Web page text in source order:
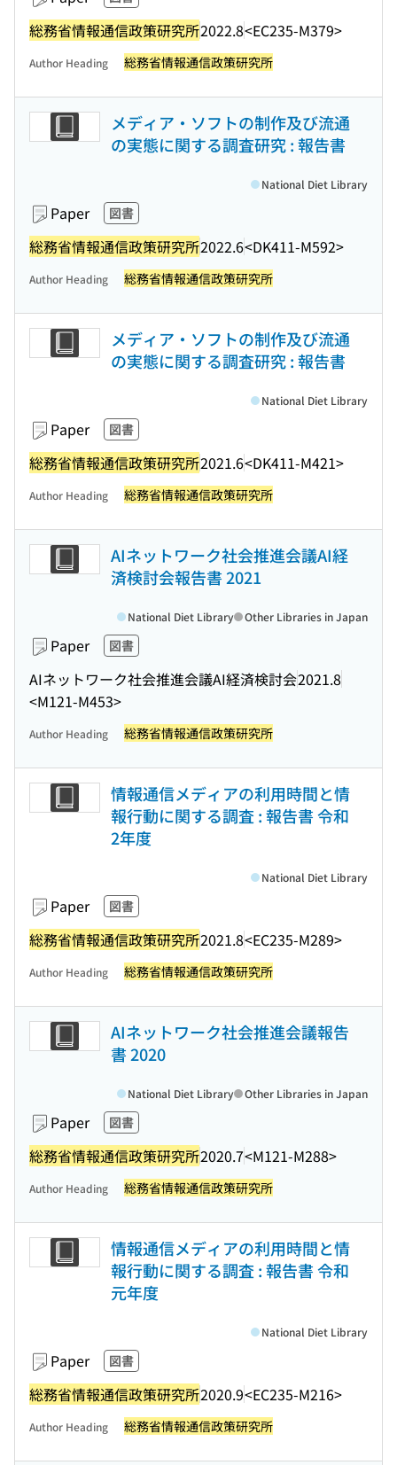
総務省情報通信政策研究所2022.8<EC235-M379>
Author Heading 総務省情報通信政策研究所
メディア・ソフトの制作及び流通
の実態に関する調査研究 : 報告書
Paper 図書
総務省情報通信政策研究所2022.6<DK411-M592>
National Diet Library
Author Heading 総務省情報通信政策研究所
メディア・ソフトの制作及び流通
の実態に関する調査研究 : 報告書
Paper 図書
総務省情報通信政策研究所2021.6<DK411-M421>
National Diet Library
Author Heading 総務省情報通信政策研究所
AIネットワーク社会推進会議AI経
済検討会報告書 2021
Paper 図書
AIネットワーク社会推進会議AI経済検討会2021.8
<M121-M453>
National Diet Library Other Libraries in Japan
Author Heading 総務省情報通信政策研究所
情報通信メディアの利用時間と情
報行動に関する調査 : 報告書 令和
2年度
Paper 図書
総務省情報通信政策研究所2021.8<EC235-M289>
National Diet Library
Author Heading 総務省情報通信政策研究所
AIネットワーク社会推進会議報告
書 2020
Paper 図書
総務省情報通信政策研究所2020.7<M121-M288>
National Diet Library Other Libraries in Japan
Author Heading 総務省情報通信政策研究所
情報通信メディアの利用時間と情
報行動に関する調査 : 報告書 令和
元年度
Paper 図書
総務省情報通信政策研究所2020.9<EC235-M216>
National Diet Library
Author Heading 総務省情報通信政策研究所